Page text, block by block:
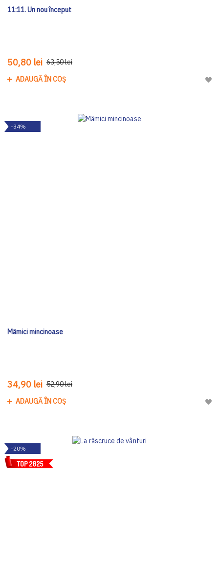
11:11. Un nou început
50,80 lei 63,50 lei
ADAUGĂ ÎN COȘ
-34%
Mămici mincinoase
34,90 lei 52,90 lei
ADAUGĂ ÎN COȘ
-20%